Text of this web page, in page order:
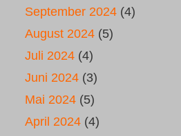
September 2024 (4)
August 2024 (5)
Juli 2024 (4)
Juni 2024 (3)
Mai 2024 (5)
April 2024 (4)